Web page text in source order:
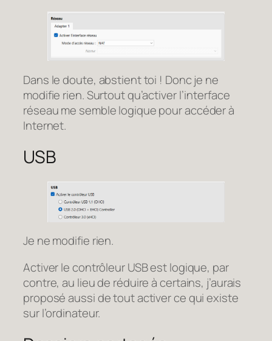
Dans le doute, abstient toi ! Donc je ne
modifie rien. Surtout qu’activer l’interface
réseau me semble logique pour accéder à
Internet.
USB
Je ne modifie rien.
Activer le contrôleur USB est logique, par
contre, au lieu de réduire à certains, j’aurais
proposé aussi de tout activer ce qui existe
sur l’ordinateur.